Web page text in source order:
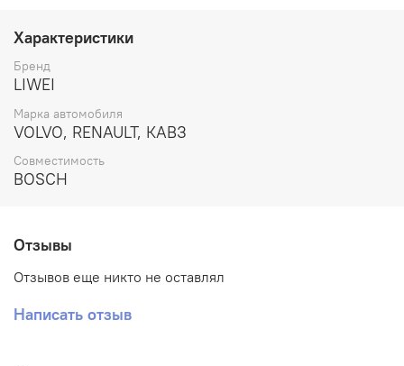
220, 240, 280 // VOLVO FE, FL 240, 260, 280, 300, 320 с
двигателем 4.8л. / 7.2л. DXi5, DXi7, D7E, D7F // КАВЗ с
двигателем 4.8л. TCD2013L044V.
Номера аналогов: 0433171965, 5600735882,
ALLA150P1566, FZB1356FE, FZB1356LE, FZB1356LZ,
FZB1356RF, FZB1356SN, 5600735882.
Характеристики
Бренд
LIWEI
Марка автомобиля
VOLVO, RENAULT, КАВЗ
Совместимость
BOSCH
Отзывы
Отзывов еще никто не оставлял
Написать отзыв